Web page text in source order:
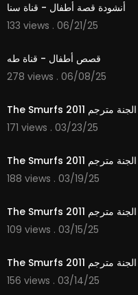
أنشودة قصة أطفال - قناة سنا
133 views . 06/21/25
قصص أطفال - قناة طه
278 views . 06/08/25
171 views . 03/23/25
188 views . 03/19/25
109 views . 03/15/25
156 views . 03/14/25